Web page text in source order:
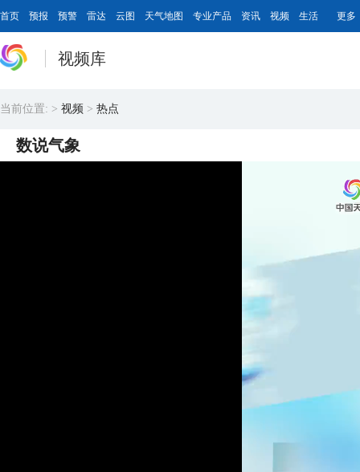
首页 预报 预警 雷达 云图 天气地图 专业产品 资讯 视频 生活 更多
视频库
当前位置: > 视频 > 热点
数说气象